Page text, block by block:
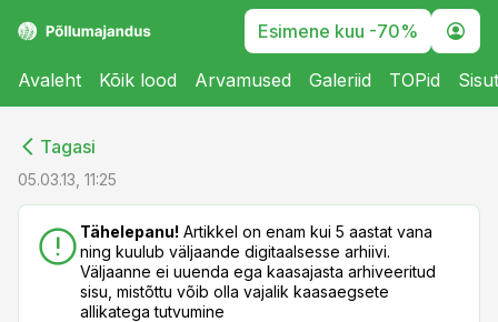
Esimene kuu -70%
Avaleht Kõik lood Arvamused Galeriid TOPid
Tagasi
05.03.13, 11:25
Tähelepanu! Artikkel on enam kui 5 aastat vana
ning kuulub väljaande digitaalsesse arhiivi.
Väljaanne ei uuenda ega kaasajasta arhiveeritud
sisu, mistõttu võib olla vajalik kaasaegsete
allikatega tutvumine